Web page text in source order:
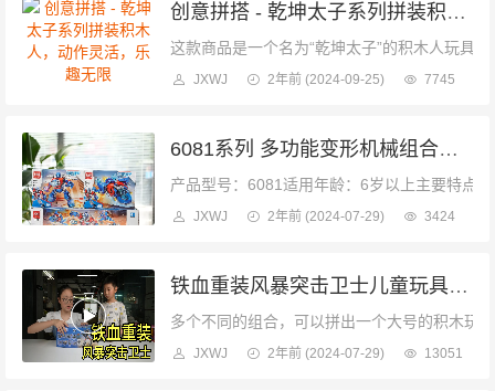
创意拼搭 - 乾坤太子系列拼装积木人，动作灵活，乐趣无限
这款商品是一个名为“乾坤太子”的积木人玩具
JXWJ 2年前 (2024-09-25) 7745
6081系列 多功能变形机械组合套装 - 机器人、摩托车、卡车等多种形态拼装玩具
产品型号：6081适用年龄：6岁以上主要特点
JXWJ 2年前 (2024-07-29) 3424
铁血重装风暴突击卫士儿童玩具解说
多个不同的组合，可以拼出一个大号的积木玩
JXWJ 2年前 (2024-07-29) 13051